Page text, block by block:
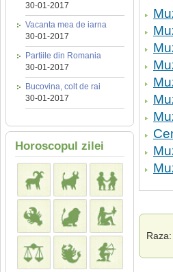
30-01-2017
Vacanta mea de iarna
30-01-2017
Partiile din Romania
30-01-2017
Bucovina, colt de rai
30-01-2017
Horoscopul zilei
Raza: